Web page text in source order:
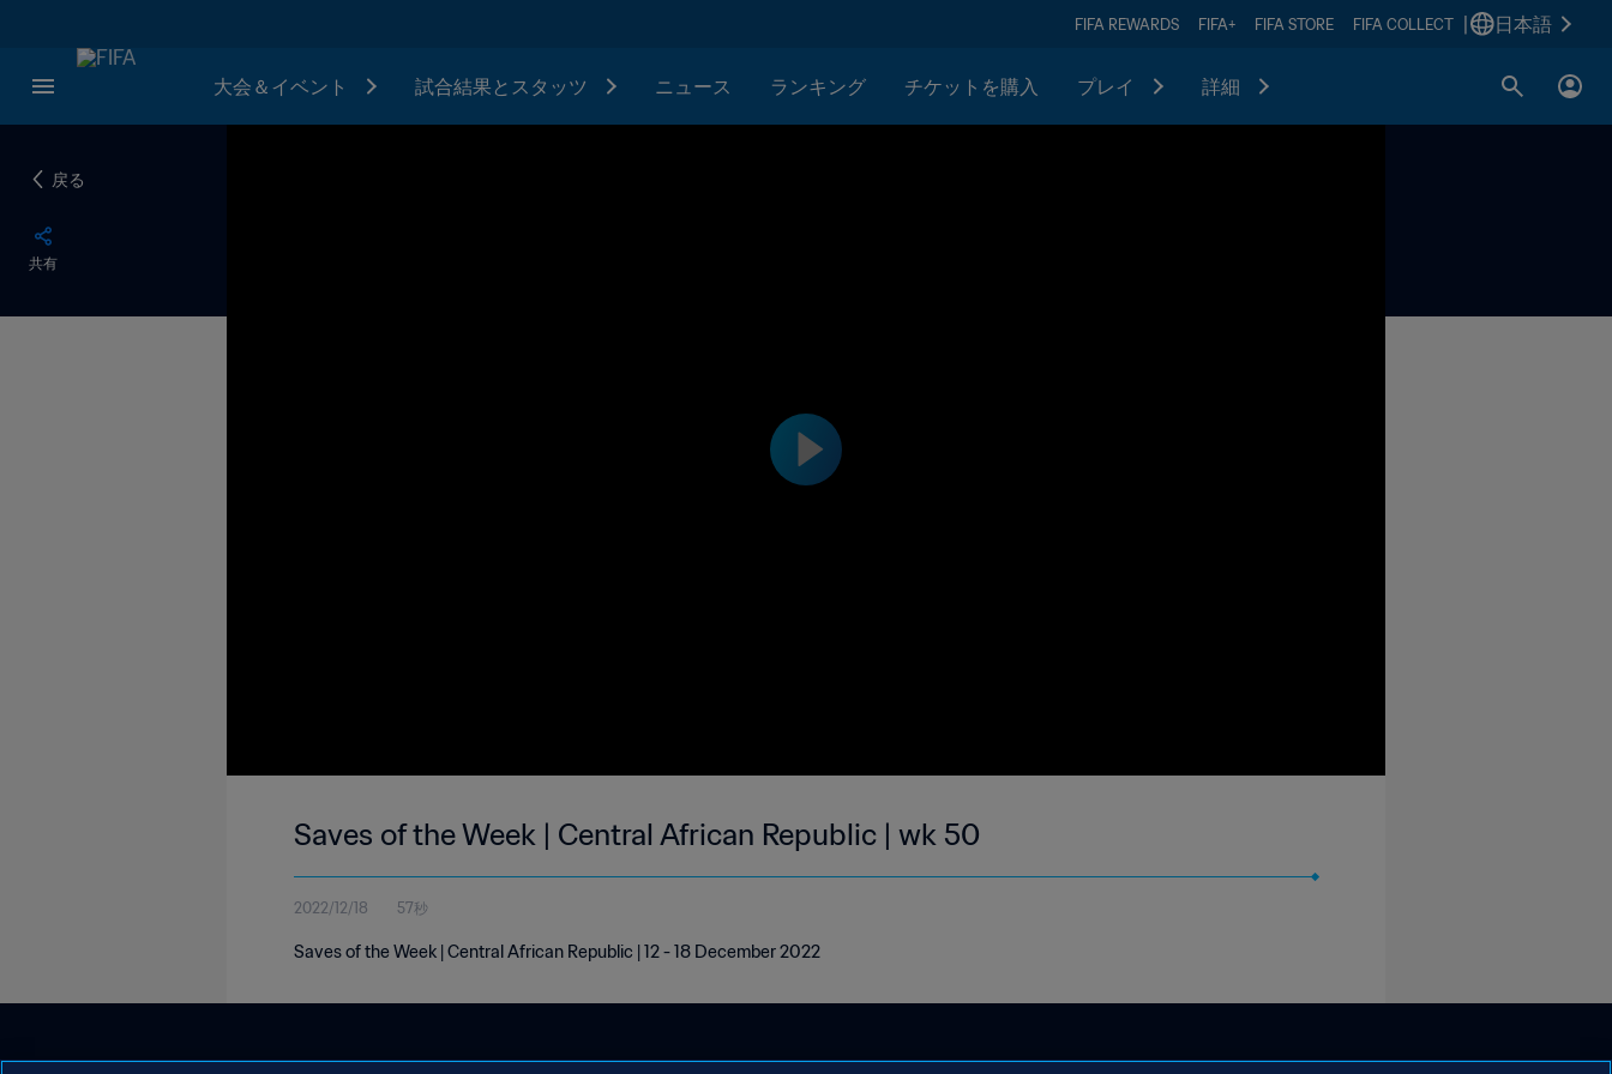
FIFA REWARDS FIFA+ FIFA STORE FIFA COLLECT 日本語
大会＆イベント 試合結果とスタッツ ニュース ランキング チケットを購入 プレイ 詳細
戻る
共有
Saves of the Week | Central African Republic | wk 50
2022/12/18 57秒
Saves of the Week | Central African Republic | 12 - 18 December 2022